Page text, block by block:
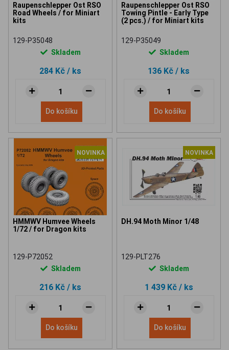
Raupenschlepper Ost RSO
Road Wheels / for Miniart
kits
129-P35048
Skladem
284 Kč / ks
Do košíku
Raupenschlepper Ost RSO
Towing Pintle - Early Type
(2 pcs.) / for Miniart kits
129-P35049
Skladem
136 Kč / ks
Do košíku
NOVINKA
HMMWV Humvee Wheels
1/72 / for Dragon kits
129-P72052
Skladem
216 Kč / ks
Do košíku
NOVINKA
DH.94 Moth Minor 1/48
129-PLT276
Skladem
1 439 Kč / ks
Do košíku